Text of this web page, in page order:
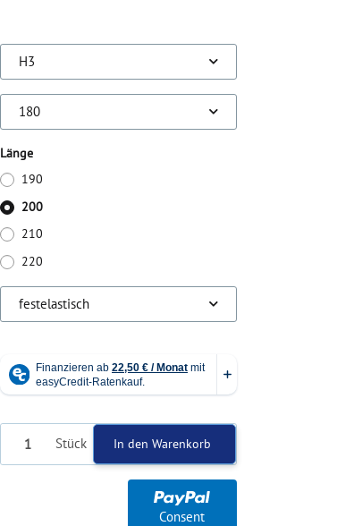
H3
180
Länge
190
200
210
220
festelastisch
Stück In den Warenkorb
Consent